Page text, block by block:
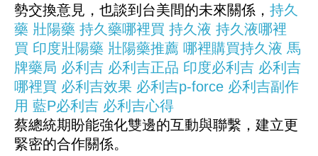
勢交換意見，也談到台美間的未來關係， 持久
藥 壯陽藥 持久藥哪裡買 持久液 持久液哪裡
買 印度壯陽藥 壯陽藥推薦 哪裡購買持久液 馬
牌藥局 必利吉 必利吉正品 印度必利吉 必利吉
哪裡買 必利吉效果 必利吉p-force 必利吉副作
用 藍P必利吉 必利吉心得
蔡總統期盼能強化雙邊的互動與聯繫，建立更
緊密的合作關係。